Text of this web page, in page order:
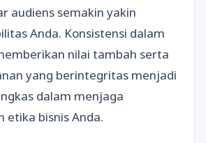
audiens semakin yakin
Anda. Konsistensi dalam
nilai tambah serta
yang berintegritas menjadi
dalam menjaga
etika bisnis Anda.